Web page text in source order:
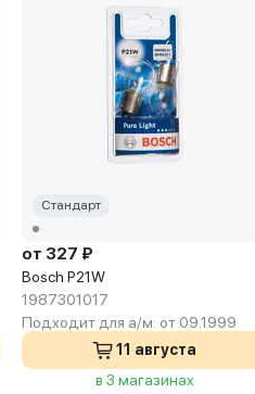
Стандарт
от 327 ₽
Bosch P21W
1987301017
Подходит для а/м: от 09.1999
11 августа
в 3 магазинах